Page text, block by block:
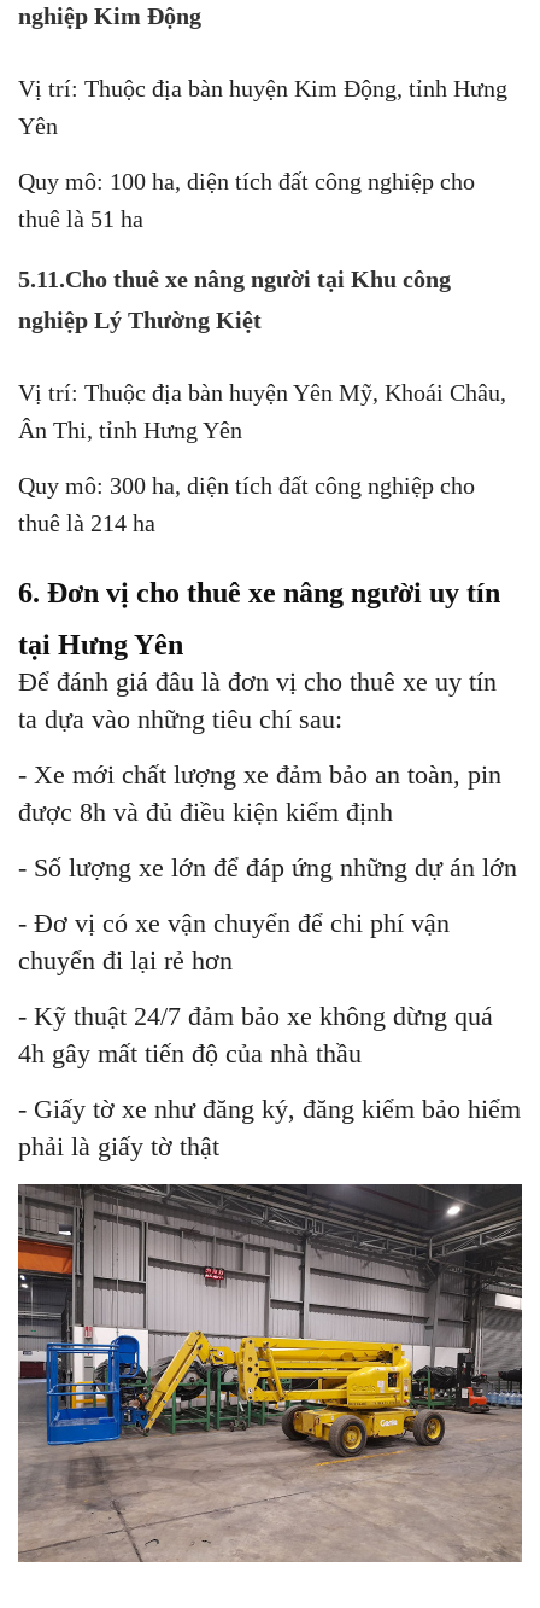
nghiệp Kim Động
Vị trí: Thuộc địa bàn huyện Kim Động, tỉnh Hưng
Yên
Quy mô: 100 ha, diện tích đất công nghiệp cho
thuê là 51 ha
5.11.Cho thuê xe nâng người tại Khu công
nghiệp Lý Thường Kiệt
Vị trí: Thuộc địa bàn huyện Yên Mỹ, Khoái Châu,
Ân Thi, tỉnh Hưng Yên
Quy mô: 300 ha, diện tích đất công nghiệp cho
thuê là 214 ha
6. Đơn vị cho thuê xe nâng người uy tín
tại Hưng Yên
Để đánh giá đâu là đơn vị cho thuê xe uy tín
ta dựa vào những tiêu chí sau:
- Xe mới chất lượng xe đảm bảo an toàn, pin
được 8h và đủ điều kiện kiểm định
- Số lượng xe lớn để đáp ứng những dự án lớn
- Đơ vị có xe vận chuyển để chi phí vận
chuyển đi lại rẻ hơn
- Kỹ thuật 24/7 đảm bảo xe không dừng quá
4h gây mất tiến độ của nhà thầu
- Giấy tờ xe như đăng ký, đăng kiểm bảo hiểm
phải là giấy tờ thật